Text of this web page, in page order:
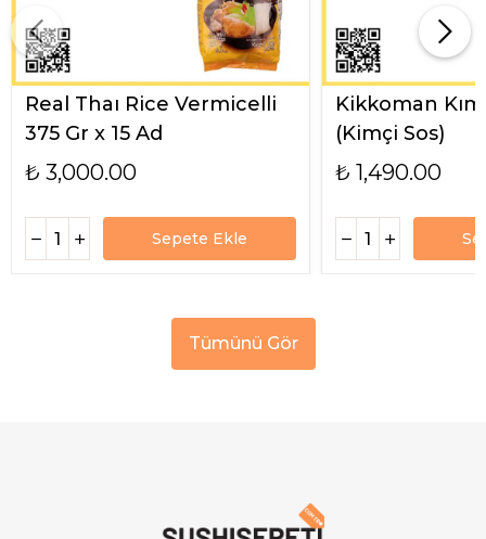
Real Thaı Rice Vermicelli
375 Gr x 15 Ad
₺ 3,000.00
Sepete Ekle
Kikkoman
(Kimçi Sos)
₺ 1,490.00
Tümünü Gör